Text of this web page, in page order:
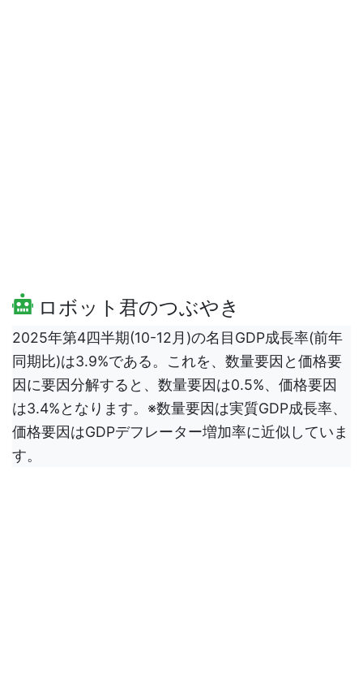
ロボット君のつぶやき
2025年第4四半期(10-12月)の名目GDP成長率(前年
同期比)は3.9%である。これを、数量要因と価格要
因に要因分解すると、数量要因は0.5%、価格要因
は3.4%となります。※数量要因は実質GDP成長率、
価格要因はGDPデフレーター増加率に近似していま
す。